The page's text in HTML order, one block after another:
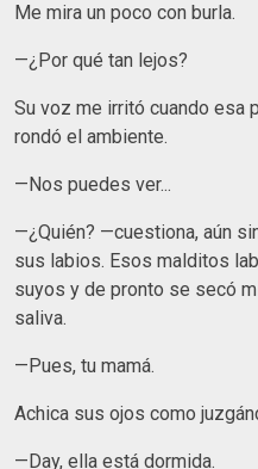
Me mira un poco con burla.
—¿Por qué tan lejos?
Su voz me irritó cuando esa
rondó el ambiente.
—Nos puedes ver...
—¿Quién? —cuestiona, aún
sus labios. Esos malditos
suyos y de pronto se secó
saliva.
—Pues, tu mamá.
Achica sus ojos como
—Day, ella está dormida.